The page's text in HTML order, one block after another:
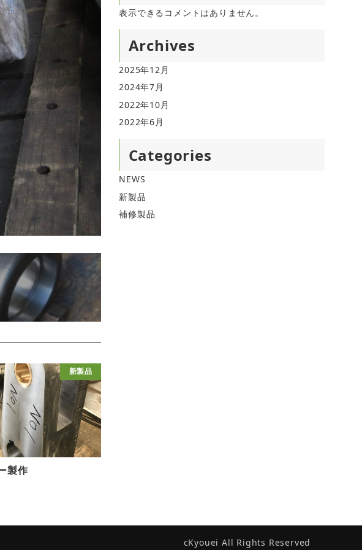
新製品
製作
表示できるコメントはありません。
Archives
2025年12月
2024年7月
2022年10月
2022年6月
Categories
NEWS
新製品
補修製品
cKyouei All Rights Reserved